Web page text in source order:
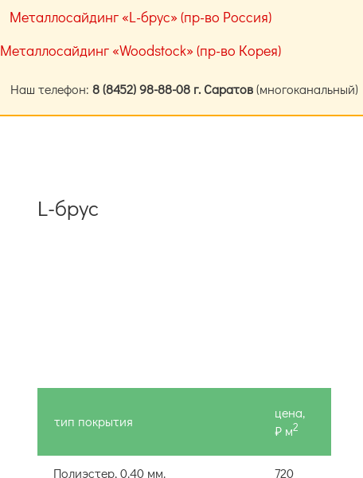
Металлосайдинг «L-брус» (пр-во Россия)
Металлосайдинг «Woodstock» (пр-во Корея)
Наш телефон:8 (8452) 98-88-08 г. Саратов(многоканальный)
L-брус
тип покрытия
цена,
₽ м2
Полиэстер, 0.40 мм. 720